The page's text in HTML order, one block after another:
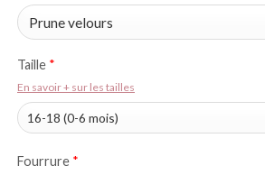
Taille *
En savoir + sur les tailles
Fourrure *